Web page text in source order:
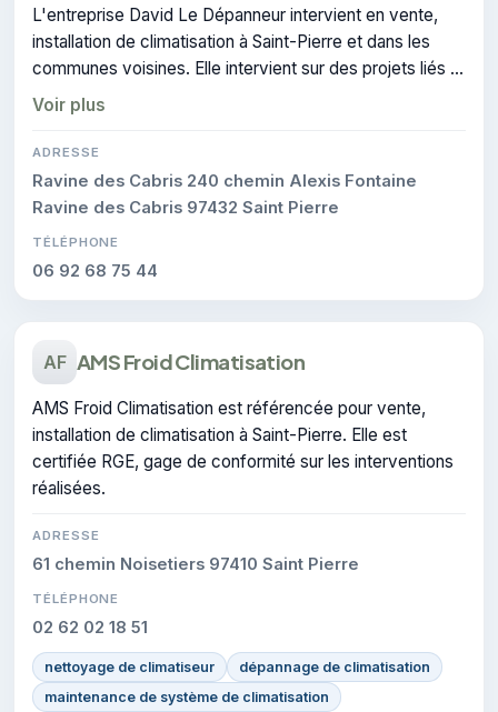
L'entreprise David Le Dépanneur intervient en vente,
installation de climatisation à Saint-Pierre et dans les
communes voisines. Elle intervient sur des projets liés à
climatisation.
Voir plus
ADRESSE
Ravine des Cabris 240 chemin Alexis Fontaine
Ravine des Cabris 97432 Saint Pierre
TÉLÉPHONE
06 92 68 75 44
AF AMS Froid Climatisation
AMS Froid Climatisation est référencée pour vente,
installation de climatisation à Saint-Pierre. Elle est
certifiée RGE, gage de conformité sur les interventions
réalisées.
ADRESSE
61 chemin Noisetiers 97410 Saint Pierre
TÉLÉPHONE
02 62 02 18 51
nettoyage de climatiseur
dépannage de climatisation
maintenance de système de climatisation